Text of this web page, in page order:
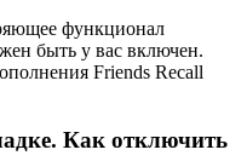
функционал
быть у вас включен.
Friends Recall
Как отключить